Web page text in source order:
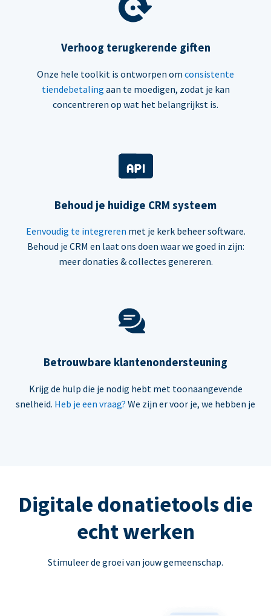
Verhoog terugkerende giften
Onze hele toolkit is ontworpen om consistente
tiendebetaling aan te moedigen, zodat je kan
concentreren op wat het belangrijkst is.
Behoud je huidige CRM systeem
Eenvoudig te integreren met je kerk beheer software.
Behoud je CRM en laat ons doen waar we goed in zijn:
meer donaties & collectes genereren.
Betrouwbare klantenondersteuning
Krijg de hulp die je nodig hebt met toonaangevende
snelheid. Heb je een vraag? We zijn er voor je, we hebben je
Digitale donatietools die
echt werken
Stimuleer de groei van jouw gemeenschap.